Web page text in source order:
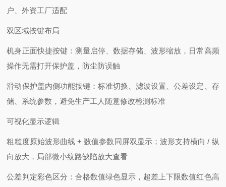
户、外资工厂适配
双区域按键布局
机身正面快捷按键：测量启停、数据存储、波形缩放，日常高频
操作无需打开保护盖，防尘防误触
滑动保护盖内侧功能按键：标准切换、滤波设置、公差设定、存
储、系统参数，避免生产工人随意修改检测标准
可视化显示逻辑
粗糙度原始波形曲线 + 数值参数同屏双显示；波形支持横向 / 纵
向放大，局部微小纹路缺陷放大查看
公差判定彩色区分：合格数值绿色显示，超差上下限数值红色高